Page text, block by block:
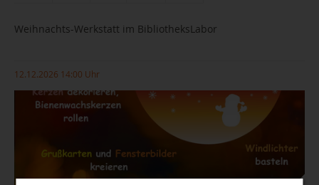
Weihnachts-Werkstatt im BibliotheksLabor
12.12.2026 14:00 Uhr